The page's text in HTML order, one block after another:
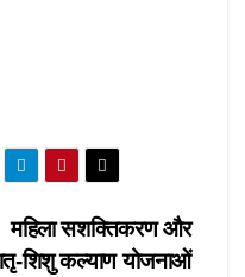
महिला सशक्तिकरण और
शिशु कल्याण योजनाओं